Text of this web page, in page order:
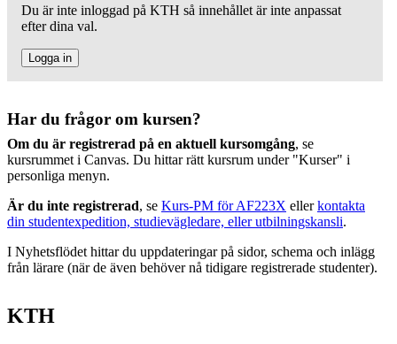
Du är inte inloggad på KTH så innehållet är inte anpassat
efter dina val.
Logga in
Har du frågor om kursen?
Om du är registrerad på en aktuell kursomgång, se
kursrummet i Canvas. Du hittar rätt kursrum under "Kurser" i
personliga menyn.
Är du inte registrerad, se Kurs-PM för AF223X ellerkontakta
din studentexpedition, studievägledare, eller utbilningskansli.
I Nyhetsflödet hittar du uppdateringar på sidor, schema och inlägg
från lärare (när de även behöver nå tidigare registrerade studenter).
KTH